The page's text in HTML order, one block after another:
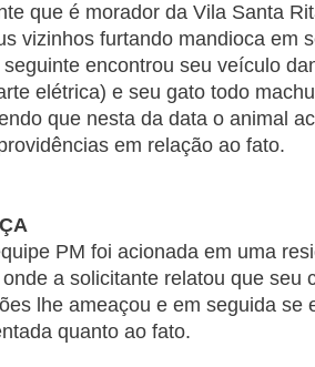
que é morador da Vila Santa
vizinhos furtando mandioca em
encontrou seu veículo
elétrica) e seu gato todo
que nesta da data o animal
em relação ao fato.
PM foi acionada em uma
a solicitante relatou que seu
lhe ameaçou e em seguida se
quanto ao fato.